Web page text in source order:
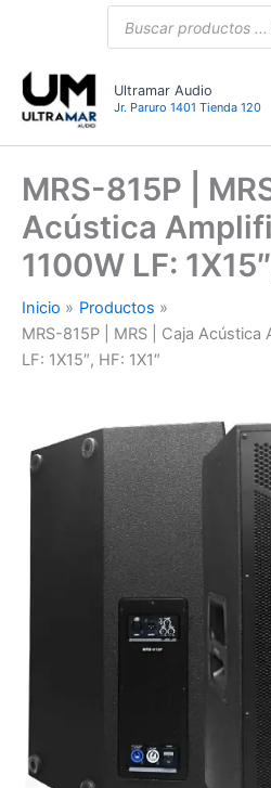
Ultramar Audio
Jr. Paruro 1401 Tienda 120
MRS-815P |
Acústica
1100W LF:
Inicio
Productos
MRS-815P | MRS | Caja Acústica
LF: 1X15″, HF: 1X1″
MRS
LF: